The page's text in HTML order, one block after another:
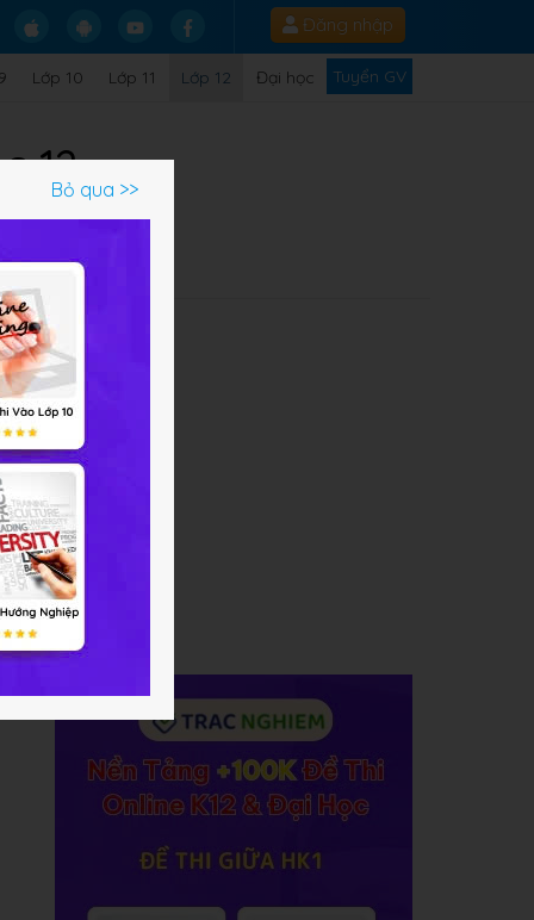
Đăng nhập
Lớp 10 Lớp 11 Lớp 12 Đại học Tuyển GV
12
-
Bỏ qua >>